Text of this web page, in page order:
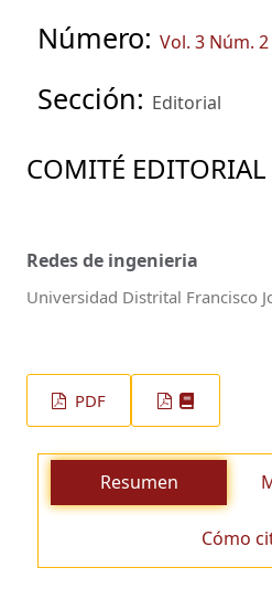
Número: Vol. 3 Núm.
Sección: Editorial
COMITÉ EDITORIAL
Redes de ingenieria
Universidad Distrital Francisco
PDF
Resumen
Cómo